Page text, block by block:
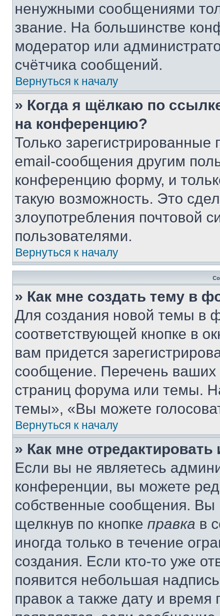
ненужными сообщениями
звание. На большинстве
модератор или
счётчика сообщений.
Вернуться к началу
» Когда я щёлкаю по
на конференцию?
Только зарегистрированные
email-сообщения другим
конференцию форму, и
такую возможность. Это
злоупотребления почтовой
пользователями.
Вернуться к началу
» Как мне создать тему в
Для создания новой темы в
соответствующей кнопке в
вам придется
сообщение. Перечень ваших
страниц форума или темы.
темы», «Вы можете
Вернуться к началу
» Как мне
Если вы не являетесь
конференции, вы можете
собственные сообщения. Вы
щелкнув по кнопке правка в
иногда только в течение
создания. Если кто-то уже
появится небольшая
правок а также дату и